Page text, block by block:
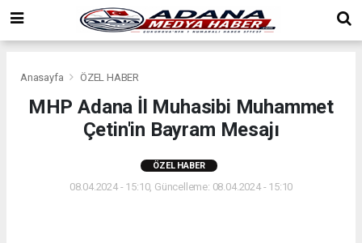
Anasayfa ÖZEL HABER
MHP Adana İl Muhasibi Muhammet
Çetin'in Bayram Mesajı
ÖZEL HABER
08.04.2024 - 15:10, Güncelleme: 08.04.2024 - 15:10